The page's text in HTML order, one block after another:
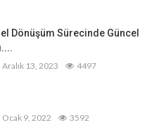
Dönüşüm Sürecinde Güncel
Aralık 13, 2023 4497
Ocak 9, 2022 3592